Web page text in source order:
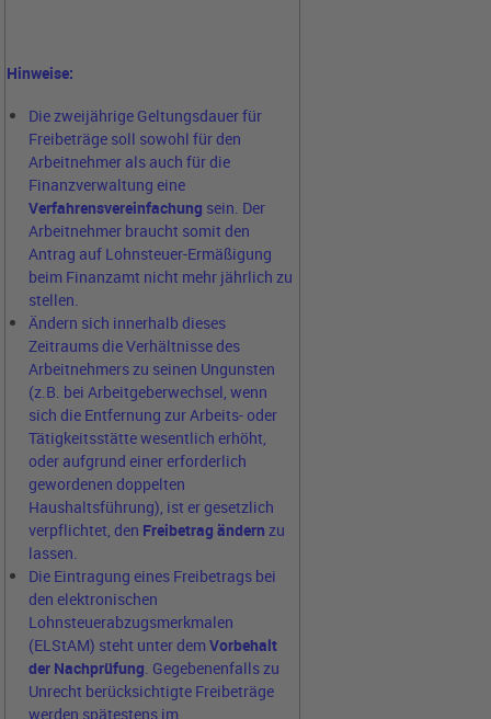
Hinweise:
Die zweijährige Geltungsdauer für
Freibeträge soll sowohl für den
Arbeitnehmer als auch für die
Finanzverwaltung eine
Verfahrensvereinfachung sein. Der
Arbeitnehmer braucht somit den
Antrag auf Lohnsteuer-Ermäßigung
beim Finanzamt nicht mehr jährlich zu
stellen.
Ändern sich innerhalb dieses
Zeitraums die Verhältnisse des
Arbeitnehmers zu seinen Ungunsten
(z.B. bei Arbeitgeberwechsel, wenn
sich die Entfernung zur Arbeits- oder
Tätigkeitsstätte wesentlich erhöht,
oder aufgrund einer erforderlich
gewordenen doppelten
Haushaltsführung), ist er gesetzlich
verpflichtet, den Freibetrag ändern zu
lassen.
Die Eintragung eines Freibetrags bei
den elektronischen
Lohnsteuerabzugsmerkmalen
(ELStAM) steht unter demVorbehalt
der Nachprüfung. Gegebenenfalls zu
Unrecht berücksichtigte Freibeträge
werden spätestens im